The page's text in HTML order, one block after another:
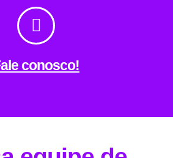
conosco!